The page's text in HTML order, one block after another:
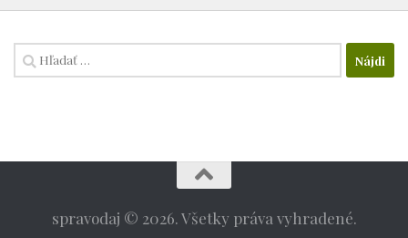
Hľadať:
spravodaj © 2026. Všetky práva vyhradené.